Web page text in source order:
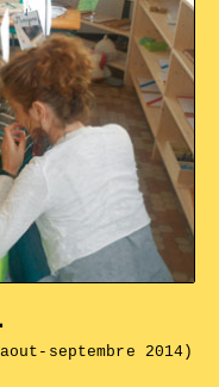
septembre 2014)